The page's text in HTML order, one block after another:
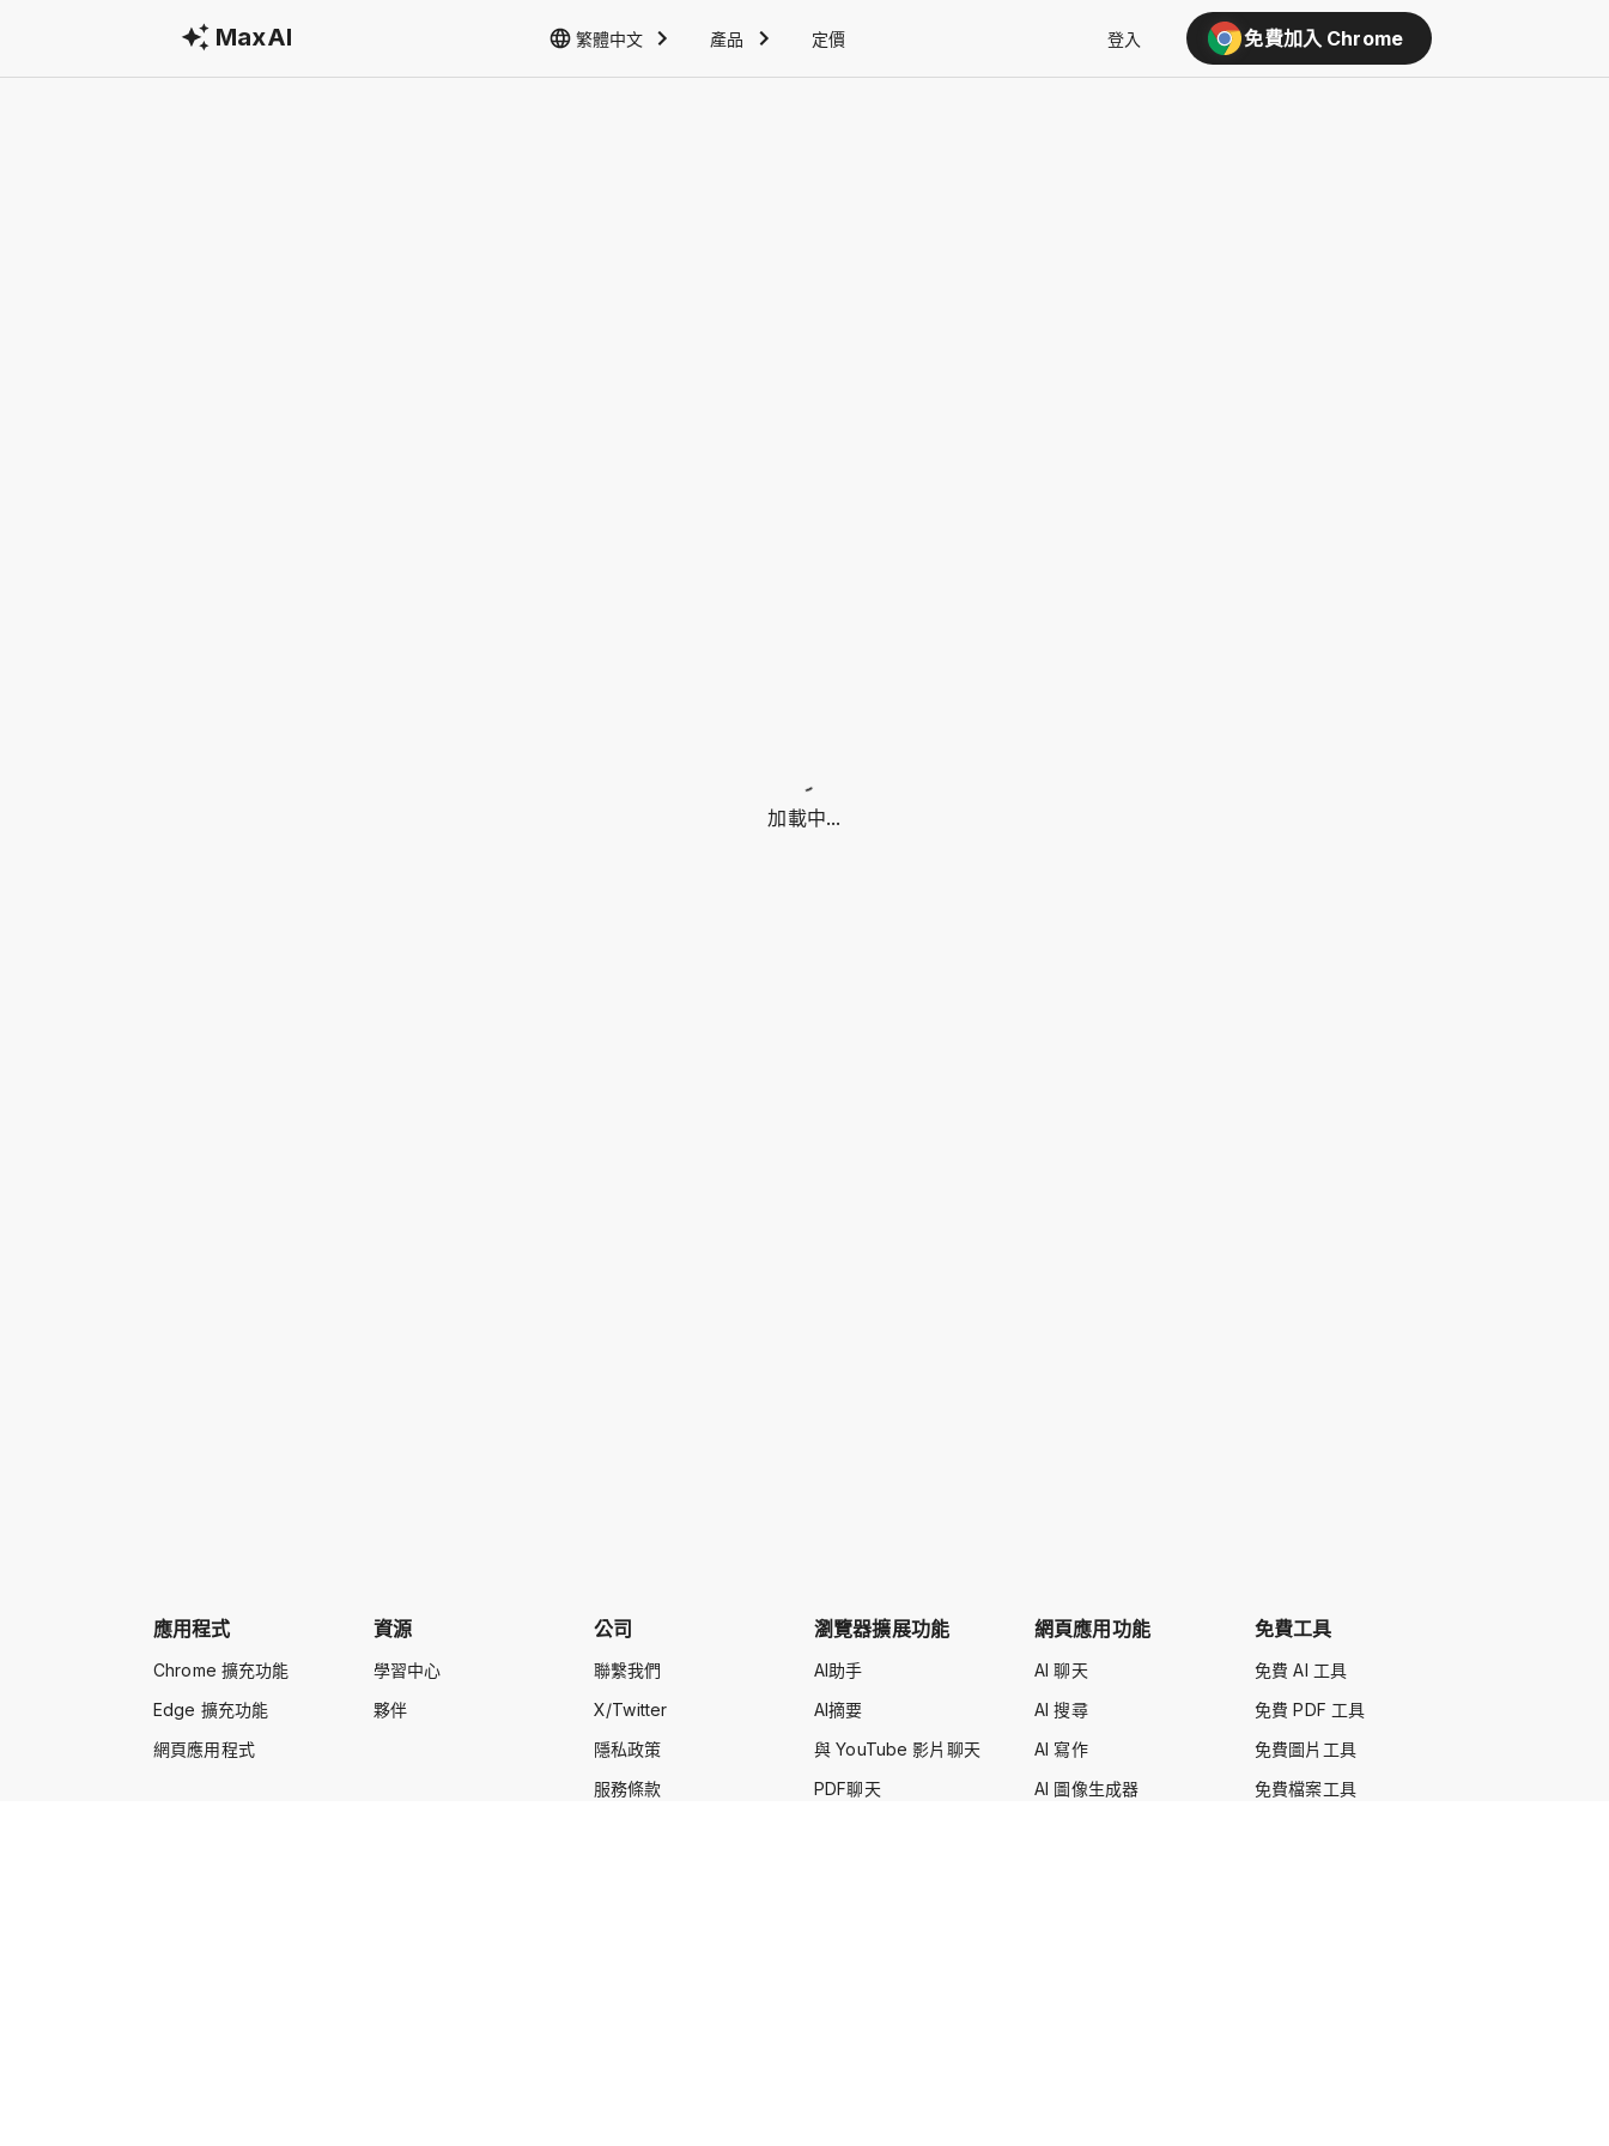
MaxAI 繁體中文 產品 定價 登入 免費加入 Chrome
加載中...
應用程式
Chrome 擴充功能
Edge 擴充功能
網頁應用程式
資源
學習中心
夥伴
公司
聯繫我們
X/Twitter
隱私政策
服務條款
瀏覽器擴展功能
AI助手
AI摘要
與 YouTube 影片聊天
PDF聊天
網頁應用功能
AI 聊天
AI 搜尋
AI 寫作
AI 圖像生成器
免費工具
免費 AI 工具
免費 PDF 工具
免費圖片工具
免費檔案工具